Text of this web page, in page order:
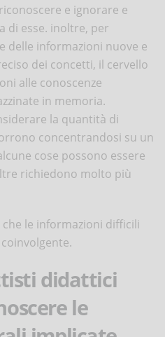
e ignorare e
di esse. inoltre, per
delle informazioni nuove e
dei concetti, il cervello
alle conoscenze
in memoria.
la quantità di
concentrandosi su un
cose possono essere
richiedono molto più
le informazioni difficili
didattici
le